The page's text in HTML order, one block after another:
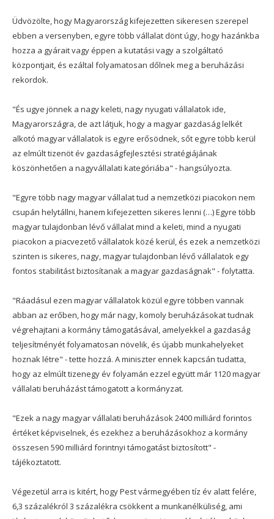
Üdvözölte, hogy Magyarország kifejezetten sikeresen szerepel
ebben a versenyben, egyre több vállalat dönt úgy, hogy hazánkba
hozza a gyárait vagy éppen a kutatási vagy a szolgáltató
központjait, és ezáltal folyamatosan dőlnek meg a beruházási
rekordok.
"És ugye jönnek a nagy keleti, nagy nyugati vállalatok ide,
Magyarországra, de azt látjuk, hogy a magyar gazdaság lelkét
alkotó magyar vállalatok is egyre erősödnek, sőt egyre több kerül
az elmúlt tizenöt év gazdaságfejlesztési stratégiájának
köszönhetően a nagyvállalati kategóriába" - hangsúlyozta.
"Egyre több nagy magyar vállalat tud a nemzetközi piacokon nem
csupán helytállni, hanem kifejezetten sikeres lenni (…) Egyre több
magyar tulajdonban lévő vállalat mind a keleti, mind a nyugati
piacokon a piacvezető vállalatok közé kerül, és ezek a nemzetközi
szinten is sikeres, nagy, magyar tulajdonban lévő vállalatok egy
fontos stabilitást biztosítanak a magyar gazdaságnak" - folytatta.
"Ráadásul ezen magyar vállalatok közül egyre többen vannak
abban az erőben, hogy már nagy, komoly beruházásokat tudnak
végrehajtani a kormány támogatásával, amelyekkel a gazdaság
teljesítményét folyamatosan növelik, és újabb munkahelyeket
hoznak létre" - tette hozzá. A miniszter ennek kapcsán tudatta,
hogy az elmúlt tizenegy év folyamán ezzel együtt már 1120 magyar
vállalati beruházást támogatott a kormányzat.
"Ezek a nagy magyar vállalati beruházások 2400 milliárd forintos
értéket képviselnek, és ezekhez a beruházásokhoz a kormány
összesen 590 milliárd forintnyi támogatást biztosított" -
tájékoztatott.
Végezetül arra is kitért, hogy Pest vármegyében tíz év alatt felére,
6,3 százalékról 3 százalékra csökkent a munkanélküliség, ami